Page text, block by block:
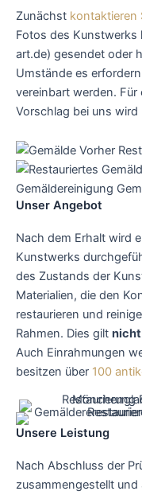
Zunächst kontaktieren
Fotos des Kunstwerks
art.de) gesendet oder
Umstände es
vereinbart werden. Für
Vorschlag bei uns wird
Unser Angebot
Nach dem Erhalt wird
Kunstwerks
des Zustands der
Materialien, die den
restaurieren und
Rahmen. Dies gilt nicht
Auch Einrahmungen
besitzen über 100
Unsere Leistung
Nach Abschluss der
zusammengestellt